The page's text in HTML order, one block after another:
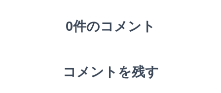
0件のコメント
コメントを残す